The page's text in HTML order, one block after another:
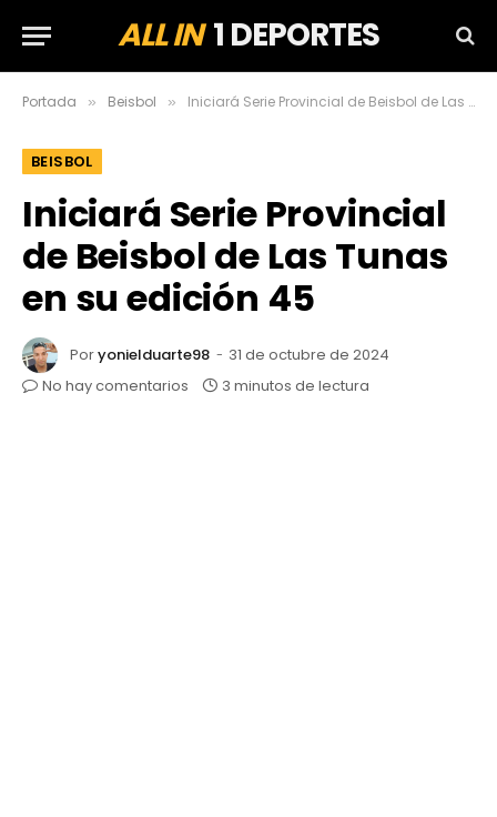
ALL IN1 DEPORTES
Portada » Beisbol » Iniciará Serie Provincial de Beisbol de Las Tunas en su edición 45
BEISBOL
Iniciará Serie Provincial
de Beisbol de Las Tunas
en su edición 45
Poryonielduarte98
31 de octubre de 2024
No hay comentarios
3 minutos de lectura